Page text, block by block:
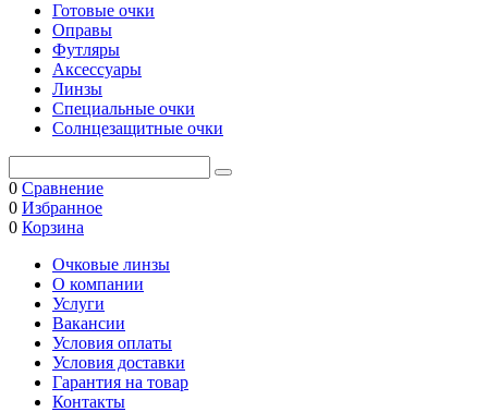
Готовые очки
Оправы
Футляры
Аксессуары
Линзы
Специальные очки
Солнцезащитные очки
0 Сравнение
0 Избранное
0 Корзина
Очковые линзы
O компании
Услуги
Вакансии
Условия оплаты
Условия доставки
Гарантия на товар
Контакты